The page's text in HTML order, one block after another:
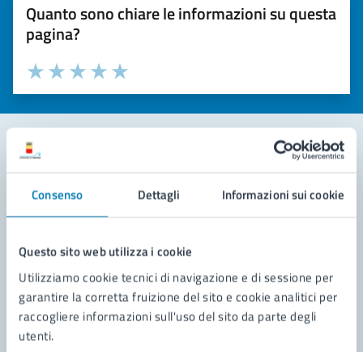
Consenso Dettagli Informazioni sui cookie
Questo sito web utilizza i cookie
Utilizziamo cookie tecnici di navigazione e di sessione per
garantire la corretta fruizione del sito e cookie analitici per
raccogliere informazioni sull'uso del sito da parte degli
utenti.
Quanto sono chiare le informazioni su questa
pagina?
Valuta la chiarezza delle informazioni (da 1 a 5 stelle)
Seleziona il numero di stelle per valutare la chiarezza delle
Valuta 5 stelle su 5
Valuta 4 stelle su 5
Valuta 3 stelle su 5
Valuta 2 stelle su 5
Valuta 1 stelle su 5
Leggi le domande frequenti
Richiedi assistenza
Prenota appuntamento
Problemi in città